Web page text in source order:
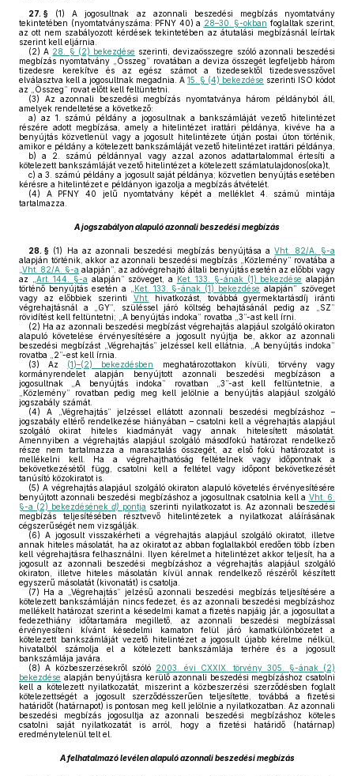
27. § (1) A jogosultnak az azonnali beszedési megbízás nyomtatvány
tekintetében (nyomtatványszáma: PFNY 40) a 28–30. §-okban foglaltak szerint,
az ott nem szabályozott kérdések tekintetében az átutalási megbízásnál leírtak
szerint kell eljárnia.
(2) A 28. § (2) bekezdése szerinti, devizaösszegre szóló azonnali beszedési
megbízás nyomtatvány „Összeg” rovatában a deviza összegét legfeljebb három
tizedesre kerekítve és az egész számot a tizedesektől tizedesvesszővel
elválasztva kell a jogosultnak megadnia. A 15. § (4) bekezdése szerinti ISO kódot
az „Összeg” rovat előtt kell feltüntetni.
(3) Az azonnali beszedési megbízás nyomtatványa három példányból áll,
amelyek rendeltetése a következő:
a) az 1. számú példány a jogosultnak a bankszámláját vezető hitelintézet
részére adott megbízása, amely a hitelintézet irattári példánya, kivéve ha a
benyújtás közvetlenül vagy a jogosult hitelintézete útján postai úton történik,
amikor e példány a kötelezett bankszámláját vezető hitelintézet irattári példánya,
b) a 2. számú példánnyal vagy azzal azonos adattartalommal értesíti a
kötelezett bankszámláját vezető hitelintézet a kötelezett számlatulajdonos(oka)t,
c) a 3. számú példány a jogosult saját példánya; közvetlen benyújtás esetében
kérésre a hitelintézet e példányon igazolja a megbízás átvételét.
(4) A PFNY 40 jelű nyomtatvány képét a melléklet 4. számú mintája
tartalmazza.
A jogszabályon alapuló azonnali beszedési megbízás
28. § (1) Ha az azonnali beszedési megbízás benyújtása aVht. 82/A. §-a
alapján történik, akkor az azonnali beszedési megbízás „Közlemény” rovatába a
Vht. 82/A. §-a alapján”, az adóvégrehajtó általi benyújtás esetén az előbbi vagy
az „ Art. 144. §-a alapján” szöveget, a Ket. 133. §-ának (1) bekezdése alapján
történő benyújtás esetén a „
Ket. 133. §-ának (1) bekezdése alapján” szöveget
vagy az előbbiek szerinti Vht.
hivatkozást, továbbá gyermektartásdíj iránti
végrehajtásnál a „GY”, szüléssel járó költség behajtásánál pedig az „SZ”
rövidítést kell feltüntetni; „A benyújtás indoka” rovatba „3”-ast kell írni.
(2) Ha az azonnali beszedési megbízást végrehajtás alapjául szolgáló okiraton
alapuló követelése érvényesítésére a jogosult nyújtja be, akkor az azonnali
beszedési megbízást „Végrehajtás” jelzéssel kell ellátnia, „A benyújtás indoka”
rovatba „2”-est kell írnia.
(3) Az (1)–(2) bekezdésben
meghatározottakon kívüli, törvény vagy
kormányrendelet alapján benyújtott azonnali beszedési megbízáson a
jogosultnak „A benyújtás indoka” rovatban „3”-ast kell feltüntetnie, a
„Közlemény” rovatban pedig meg kell jelölnie a benyújtás alapjául szolgáló
jogszabály számát.
(4) A „Végrehajtás” jelzéssel ellátott azonnali beszedési megbízáshoz –
jogszabály eltérő rendelkezése hiányában – csatolni kell a végrehajtás alapjául
szolgáló okirat hiteles kiadmányát vagy annak hitelesített másolatát.
Amennyiben a végrehajtás alapjául szolgáló másodfokú határozat rendelkező
része nem tartalmazza a marasztalás összegét, az első fokú határozatot is
mellékelni kell. Ha a végrehajthatóság feltételnek vagy időpontnak a
bekövetkezésétől függ, csatolni kell a feltétel vagy időpont bekövetkezését
tanúsító közokiratot is.
(5) A végrehajtás alapjául szolgáló okiraton alapuló követelés érvényesítésére
benyújtott azonnali beszedési megbízáshoz a jogosultnak csatolnia kell a Vht. 6.
§-a (2) bekezdésének d) pontja szerinti nyilatkozatot is. Az azonnali beszedési
megbízás teljesítésében résztvevő hitelintézetek a nyilatkozat aláírásának
cégszerűségét nem vizsgálják.
(6) A jogosult visszakérheti a végrehajtás alapjául szolgáló okiratot, illetve
annak hiteles másolatát, ha az okiratot az abban foglaltakból eredően több ízben
kell végrehajtásra felhasználni. Ilyen kérelmet a hitelintézet akkor teljesít, ha a
jogosult az azonnali beszedési megbízáshoz a végrehajtás alapjául szolgáló
okiraton, illetve hiteles másolatán kívül annak rendelkező részéről készített
egyszerű másolatát (kivonatát) is csatolja.
(7) Ha a „Végrehajtás” jelzésű azonnali beszedési megbízás teljesítésére a
kötelezett bankszámláján nincs fedezet, és az azonnali beszedési megbízáshoz
mellékelt határozat szerint a késedelmi kamat a fizetés napjáig jár, a jogosultat a
fedezethiány időtartamára megillető, az azonnali beszedési megbízással
érvényesíteni kívánt késedelmi kamaton felül járó kamatkülönbözetet a
kötelezett bankszámláját vezető hitelintézet a jogosult újabb kérelme nélkül,
hivatalból számolja el a kötelezett bankszámlája terhére és a jogosult
bankszámlája javára.
(8) A közbeszerzésekről szóló 2003. évi CXXIX. törvény 305. §-ának (2)
bekezdése alapján benyújtásra kerülő azonnali beszedési megbízáshoz csatolni
kell a kötelezett nyilatkozatát, miszerint a közbeszerzési szerződésben foglalt
kötelezettségét a jogosult szerződésszerűen teljesítette, továbbá a fizetési
határidőt (határnapot) is pontosan meg kell jelölnie a nyilatkozatban. Az azonnali
beszedési megbízás jogosultja az azonnali beszedési megbízáshoz köteles
csatolni saját nyilatkozatát is arról, hogy a fizetési határidő (határnap)
eredménytelenül telt el.
A felhatalmazó levélen alapuló azonnali beszedési megbízás